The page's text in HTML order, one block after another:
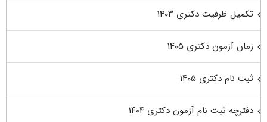
تکمیل ظرفیت دکتری ۱۴۰۳
زمان آزمون دکتری ۱۴۰۵
ثبت نام دکتری ۱۴۰۵
دفترچه ثبت نام آزمون دکتری ۱۴۰۴